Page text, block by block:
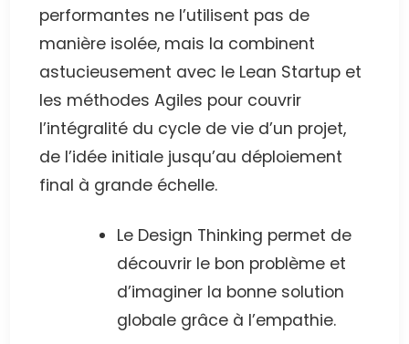
performantes ne l’utilisent pas de
manière isolée, mais la combinent
astucieusement avec le Lean Startup et
les méthodes Agiles pour couvrir
l’intégralité du cycle de vie d’un projet,
de l’idée initiale jusqu’au déploiement
final à grande échelle.
Le Design Thinking permet de
découvrir le bon problème et
d’imaginer la bonne solution
globale grâce à l’empathie.